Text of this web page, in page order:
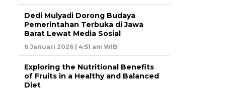
Dedi Mulyadi Dorong Budaya
Pemerintahan Terbuka di Jawa
Barat Lewat Media Sosial
6 Januari 2026 | 4:51 am WIB
Exploring the Nutritional Benefits
of Fruits in a Healthy and Balanced
Diet